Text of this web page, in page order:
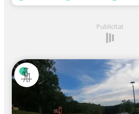
Publicitat